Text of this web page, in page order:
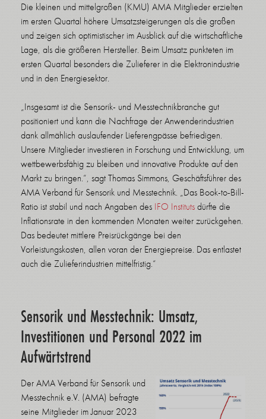
Die kleinen und mittelgroßen (KMU) AMA Mitglieder erzielten
im ersten Quartal höhere Umsatzsteigerungen als die großen
und zeigen sich optimistischer im Ausblick auf die wirtschaftliche
Lage, als die größeren Hersteller. Beim Umsatz punkteten im
ersten Quartal besonders die Zulieferer in die Elektronindustrie
und in den Energiesektor.
„Insgesamt ist die Sensorik- und Messtechnikbranche gut
positioniert und kann die Nachfrage der Anwenderindustrien
dank allmählich auslaufender Lieferengpässe befriedigen.
Unsere Mitglieder investieren in Forschung und Entwicklung, um
wettbewerbsfähig zu bleiben und innovative Produkte auf den
Markt zu bringen.“, sagt Thomas Simmons, Geschäftsführer des
AMA Verband für Sensorik und Messtechnik. „Das Book-to-Bill-
Ratio ist stabil und nach Angaben des IFO Institutsdürfte die
Inflationsrate in den kommenden Monaten weiter zurückgehen.
Das bedeutet mittlere Preisrückgänge bei den
Vorleistungskosten, allen voran der Energiepreise. Das entlastet
auch die Zulieferindustrien mittelfristig.“
Sensorik und Messtechnik: Umsatz,
Investitionen und Personal 2022 im
Aufwärtstrend
Der AMA Verband für Sensorik und
Messtechnik e.V. (AMA) befragte
seine Mitglieder im Januar 2023